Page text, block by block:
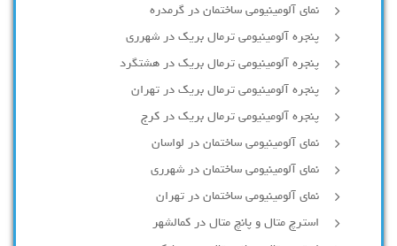
نمای آلومینیومی ساختمان در گرمدره
پنجره آلومینیومی ترمال بریک در شهرری
پنجره آلومینیومی ترمال بریک در هشتگرد
پنجره آلومینیومی ترمال بریک در تهران
پنجره آلومینیومی ترمال بریک در کرج
نمای آلومینیومی ساختمان در لواسان
نمای آلومینیومی ساختمان در شهرری
نمای آلومینیومی ساختمان در تهران
استرچ متال و پانچ متال در کمالشهر